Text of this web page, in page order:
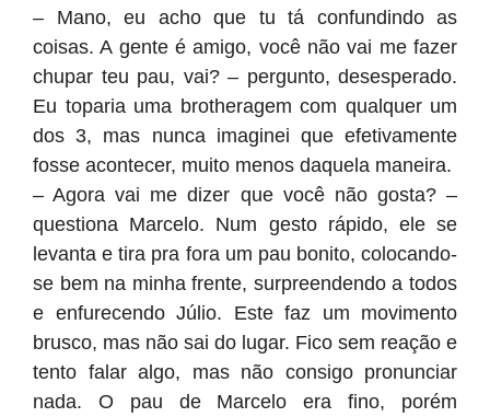
– Mano, eu acho que tu tá confundindo as
coisas. A gente é amigo, você não vai me fazer
chupar teu pau, vai? – pergunto, desesperado.
Eu toparia uma brotheragem com qualquer um
dos 3, mas nunca imaginei que efetivamente
fosse acontecer, muito menos daquela maneira.
– Agora vai me dizer que você não gosta? –
questiona Marcelo. Num gesto rápido, ele se
levanta e tira pra fora um pau bonito, colocando-
se bem na minha frente, surpreendendo a todos
e enfurecendo Júlio. Este faz um movimento
brusco, mas não sai do lugar. Fico sem reação e
tento falar algo, mas não consigo pronunciar
nada. O pau de Marcelo era fino, porém